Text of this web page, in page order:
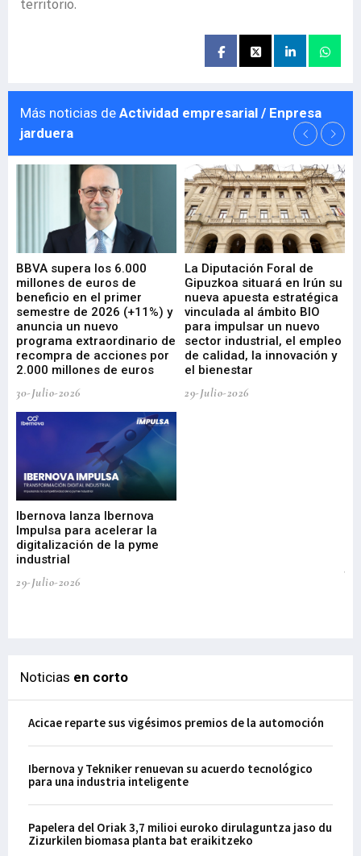
territorio.
Más noticias de Actividad empresarial / Enpresa
jarduera
BBVA supera los 6.000
millones de euros de
beneficio en el primer
semestre de 2026 (+11%) y
anuncia un nuevo
programa extraordinario de
recompra de acciones por
2.000 millones de euros
30-Julio-2026
La Diputación Foral de
Gipuzkoa situará en Irún su
nueva apuesta estratégica
vinculada al ámbito BIO
para impulsar un nuevo
sector industrial, el empleo
de calidad, la innovación y
el bienestar
29-Julio-2026
Ibernova lanza Ibernova
Impulsa para acelerar la
digitalización de la pyme
industrial
29-Julio-2026
Noticias en corto
Acicae reparte sus vigésimos premios de la automoción
Ibernova y Tekniker renuevan su acuerdo tecnológico
para una industria inteligente
Papelera del Oriak 3,7 milioi euroko dirulaguntza jaso du
Zizurkilen biomasa planta bat eraikitzeko